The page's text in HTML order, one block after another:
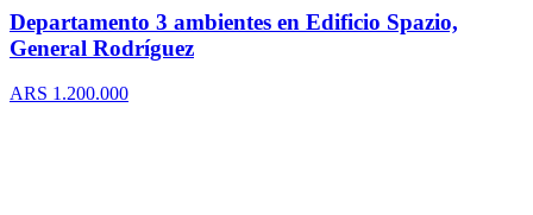
Departamento 3 ambientes en Edificio Spazio,
General Rodríguez
ARS 1.200.000